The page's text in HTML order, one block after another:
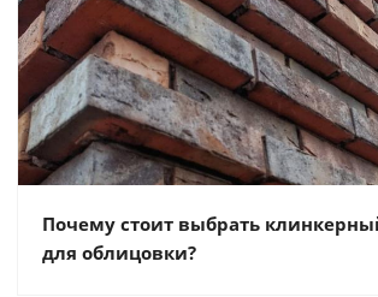
Почему стоит выбрать
для облицовки?